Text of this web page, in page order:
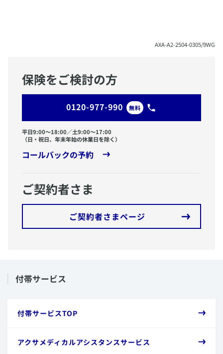
​AXA-A2-2504-0305/9WG
保険をご検討の方
0120-977-990 無料
平日9:00〜18:00／土9:00〜17:00
（日・祝日、年末年始の休業日を除く）
コールバックの予約
ご契約者さま
ご契約者さまページ
​付帯サービス
​付帯サービスTOP
​アクサメディカルアシスタンスサービス